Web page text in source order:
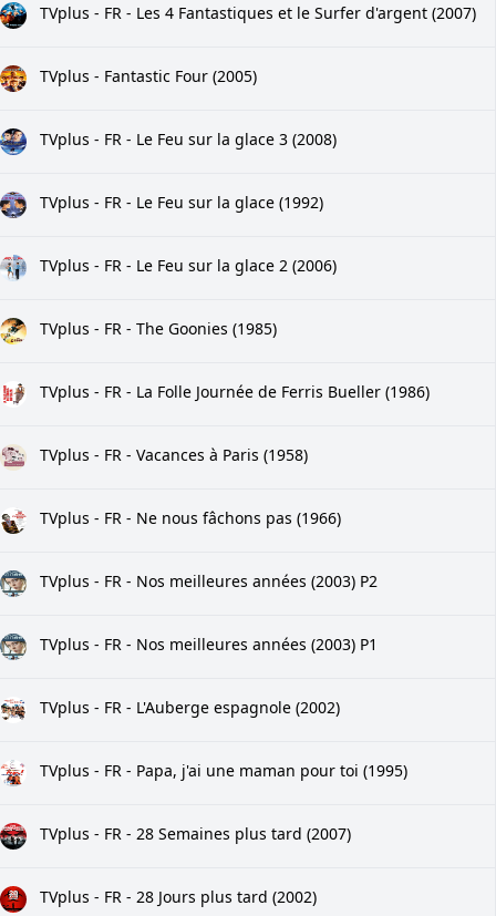
TVplus - FR - Les 4 Fantastiques et le Surfer d'argent (2007)
TVplus - Fantastic Four (2005)
TVplus - FR - Le Feu sur la glace 3 (2008)
TVplus - FR - Le Feu sur la glace (1992)
TVplus - FR - Le Feu sur la glace 2 (2006)
TVplus - FR - The Goonies (1985)
TVplus - FR - La Folle Journée de Ferris Bueller (1986)
TVplus - FR - Vacances à Paris (1958)
TVplus - FR - Ne nous fâchons pas (1966)
TVplus - FR - Nos meilleures années (2003) P2
TVplus - FR - Nos meilleures années (2003) P1
TVplus - FR - L'Auberge espagnole (2002)
TVplus - FR - Papa, j'ai une maman pour toi (1995)
TVplus - FR - 28 Semaines plus tard (2007)
TVplus - FR - 28 Jours plus tard (2002)